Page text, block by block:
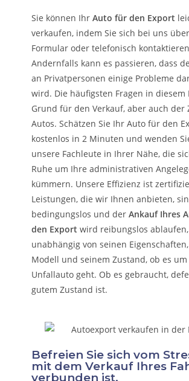
Sie können IhrAuto für den Export
verkaufen, indem Sie sich bei uns
Formular oder telefonisch
Andernfalls kann es passieren, dass
an Privatpersonen einige Probleme
wird. Die häufigsten Fragen in diesem
Grund für den Verkauf, aber auch der
Autos. Schätzen Sie Ihr Auto für den
kostenlos in 2 Minuten und wenden
unsere Fachleute in Ihrer Nähe, die
Ruhe um Ihre administrativen
kümmern. Unsere Effizienz ist
Leistungen, die wir Ihnen anbieten,
bedingungslos und derAnkauf Ihres
den Export wird reibungslos ablaufen,
unabhängig von seinen
Modell und seinem Zustand, ob es um
Unfallauto geht. Ob es gebraucht,
gutem Zustand ist.
Befreien Sie sich vom
mit dem Verkauf Ihres
verbunden ist.